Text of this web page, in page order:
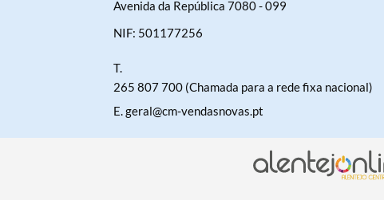
Avenida da República 7080 - 099
NIF: 501177256
T.
265 807 700 (Chamada para a rede fixa nacional)
E.geral@cm-vendasnovas.pt